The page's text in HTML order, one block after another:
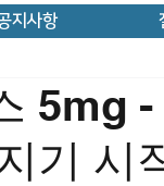
지사항
5mg
기 시